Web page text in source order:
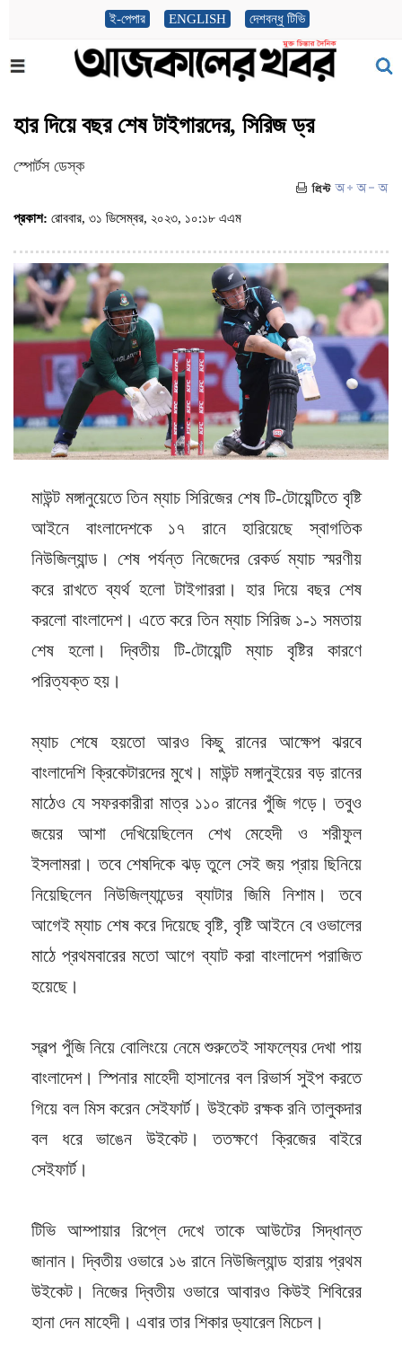
ই-পেপার ENGLISH দেশবন্ধু টিভি
হার দিয়ে বছর শেষ টাইগারদের, সিরিজ ড্র
স্পোর্টস ডেস্ক
প্রকাশ: রোববার, ৩১ ডিসেম্বর, ২০২৩, ১০:১৮ এএম
মাউন্ট মঙ্গানুয়েতে তিন ম্যাচ সিরিজের শেষ টি-টোয়েন্টিতে বৃষ্টি
আইনে বাংলাদেশকে ১৭ রানে হারিয়েছে স্বাগতিক
নিউজিল্যান্ড। শেষ পর্যন্ত নিজেদের রেকর্ড ম্যাচ স্মরণীয়
করে রাখতে ব্যর্থ হলো টাইগাররা। হার দিয়ে বছর শেষ
করলো বাংলাদেশ। এতে করে তিন ম্যাচ সিরিজ ১-১ সমতায়
শেষ হলো। দ্বিতীয় টি-টোয়েন্টি ম্যাচ বৃষ্টির কারণে
পরিত্যক্ত হয়।
ম্যাচ শেষে হয়তো আরও কিছু রানের আক্ষেপ ঝরবে
বাংলাদেশি ক্রিকেটারদের মুখে। মাউন্ট মঙ্গানুইয়ের বড় রানের
মাঠেও যে সফরকারীরা মাত্র ১১০ রানের পুঁজি গড়ে। তবুও
জয়ের আশা দেখিয়েছিলেন শেখ মেহেদী ও শরীফুল
ইসলামরা। তবে শেষদিকে ঝড় তুলে সেই জয় প্রায় ছিনিয়ে
নিয়েছিলেন নিউজিল্যান্ডের ব্যাটার জিমি নিশাম। তবে
আগেই ম্যাচ শেষ করে দিয়েছে বৃষ্টি, বৃষ্টি আইনে বে ওভালের
মাঠে প্রথমবারের মতো আগে ব্যাট করা বাংলাদেশ পরাজিত
হয়েছে।
স্বল্প পুঁজি নিয়ে বোলিংয়ে নেমে শুরুতেই সাফল্যের দেখা পায়
বাংলাদেশ। স্পিনার মাহেদী হাসানের বল রিভার্স সুইপ করতে
গিয়ে বল মিস করেন সেইফার্ট। উইকেট রক্ষক রনি তালুকদার
বল ধরে ভাঙেন উইকেট। ততক্ষণে ক্রিজের বাইরে
সেইফার্ট।
টিভি আম্পায়ার রিপ্লে দেখে তাকে আউটের সিদ্ধান্ত
জানান। দ্বিতীয় ওভারে ১৬ রানে নিউজিল্যান্ড হারায় প্রথম
উইকেট। নিজের দ্বিতীয় ওভারে আবারও কিউই শিবিরের
হানা দেন মাহেদী। এবার তার শিকার ড্যারেল মিচেল।